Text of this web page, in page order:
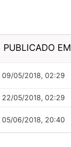
PUBLICADO EM
09/05/2018, 02:29
22/05/2018, 02:29
05/06/2018, 20:40